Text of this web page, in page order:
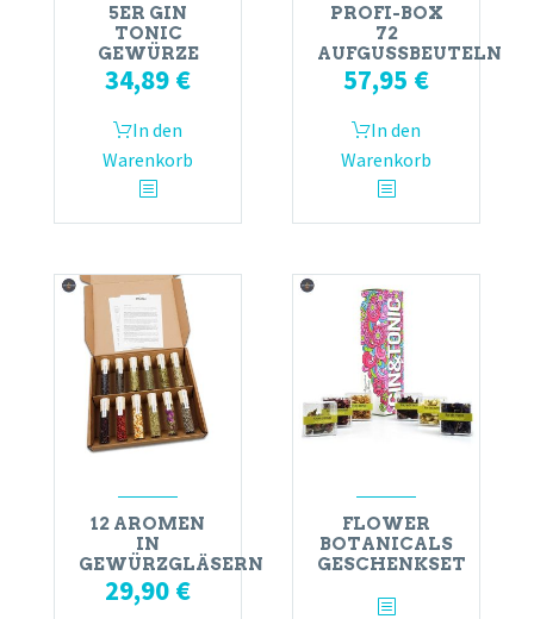
5ER GIN
TONIC
GEWÜRZE
34,89 €
In den
Warenkorb
PROFI-BOX
72
AUFGUSSBEUTELN
57,95 €
In den
Warenkorb
12 AROMEN
IN
GEWÜRZGLÄSERN
29,90 €
FLOWER
BOTANICALS
GESCHENKSET